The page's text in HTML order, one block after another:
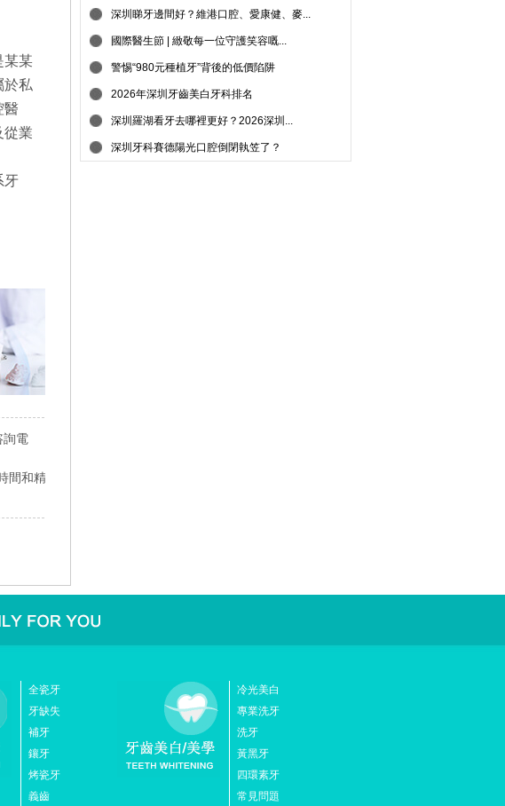
某某
於私
醫
從業
牙
詢電
間和精
深圳睇牙邊間好？維港口腔、愛康健、麥...
國際醫生節 | 緻敬每一位守護笑容嘅...
警惕“980元種植牙”背後的低價陷阱
2026年深圳牙齒美白牙科排名
深圳羅湖看牙去哪裡更好？2026深圳...
深圳牙科賽德陽光口腔倒閉執笠了？
全瓷牙
牙缺失
補牙
鑲牙
烤瓷牙
義齒
冷光美白
專業洗牙
洗牙
黃黑牙
四環素牙
常見問題